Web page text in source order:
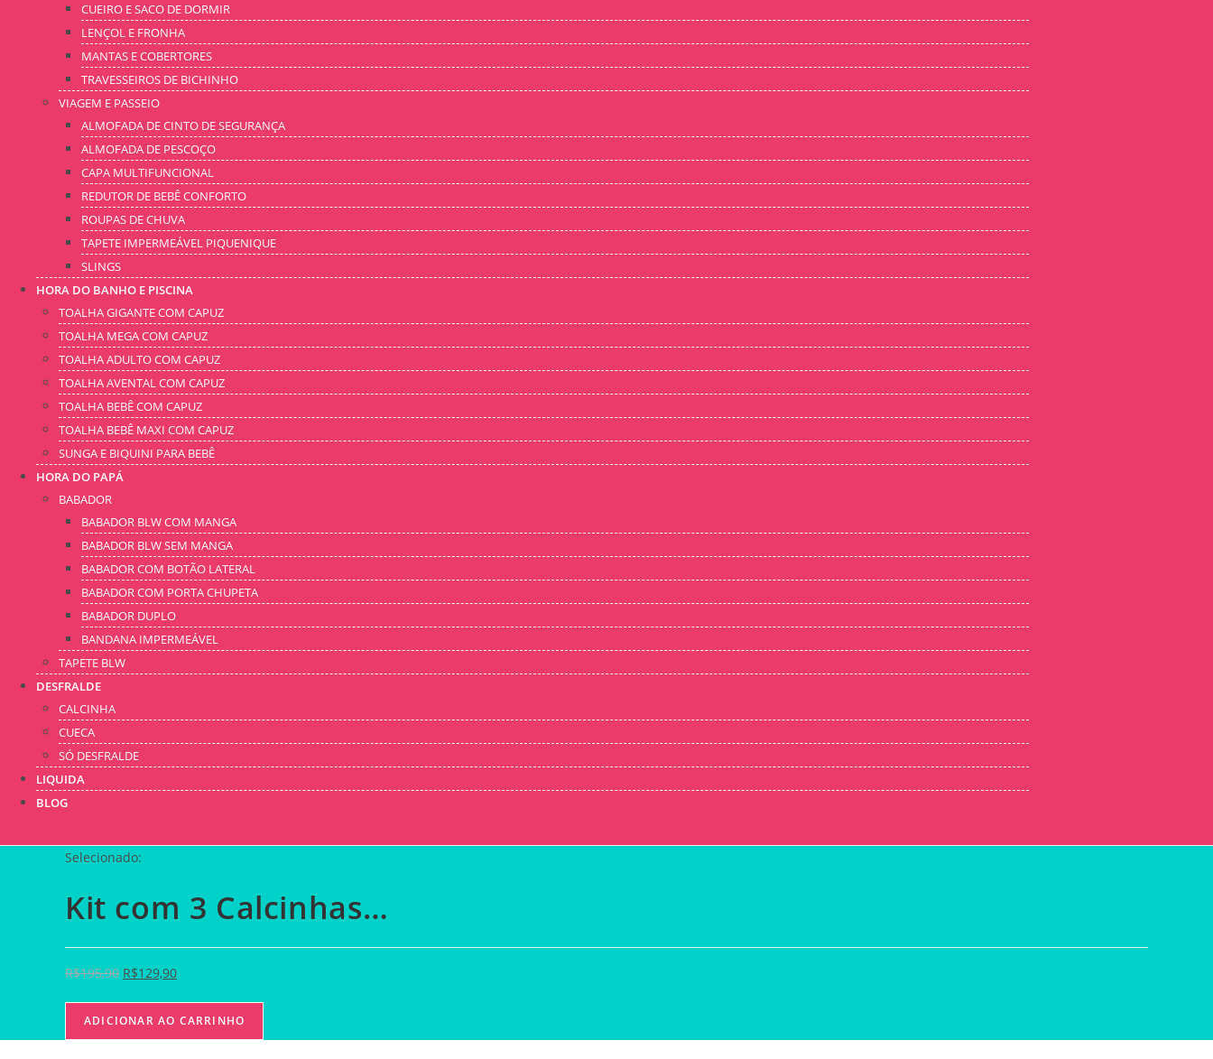
CUEIRO E SACO DE DORMIR
LENÇOL E FRONHA
MANTAS E COBERTORES
TRAVESSEIROS DE BICHINHO
VIAGEM E PASSEIO
ALMOFADA DE CINTO DE SEGURANÇA
ALMOFADA DE PESCOÇO
CAPA MULTIFUNCIONAL
REDUTOR DE BEBÊ CONFORTO
ROUPAS DE CHUVA
TAPETE IMPERMEÁVEL PIQUENIQUE
SLINGS
HORA DO BANHO E PISCINA
TOALHA GIGANTE COM CAPUZ
TOALHA MEGA COM CAPUZ
TOALHA ADULTO COM CAPUZ
TOALHA AVENTAL COM CAPUZ
TOALHA BEBÊ COM CAPUZ
TOALHA BEBÊ MAXI COM CAPUZ
SUNGA E BIQUINI PARA BEBÊ
HORA DO PAPÁ
BABADOR
BABADOR BLW COM MANGA
BABADOR BLW SEM MANGA
BABADOR COM BOTÃO LATERAL
BABADOR COM PORTA CHUPETA
BABADOR DUPLO
BANDANA IMPERMEÁVEL
TAPETE BLW
DESFRALDE
CALCINHA
CUECA
SÓ DESFRALDE
LIQUIDA
BLOG
Selecionado:
Kit com 3 Calcinhas…
R$195,90 R$129,90
ADICIONAR AO CARRINHO